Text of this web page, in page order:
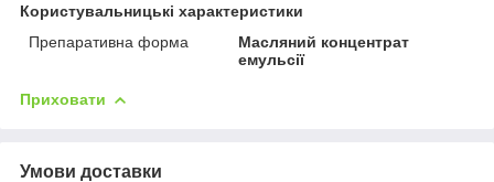
Користувальницькі характеристики
Препаративна форма
Масляний концентрат
емульсії
Приховати
Умови доставки